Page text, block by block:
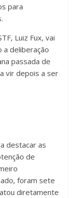
para
Luiz Fux, vai
a deliberação
passada de
vir depois a ser
destacar as
de
foram sete
diretamente